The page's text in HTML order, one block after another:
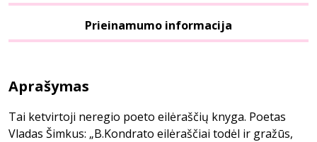
Prieinamumo informacija
Aprašymas
Tai ketvirtoji neregio poeto eilėraščių knyga. Poetas
Vladas Šimkus: „B.Kondrato eilėraščiai todėl ir gražūs,